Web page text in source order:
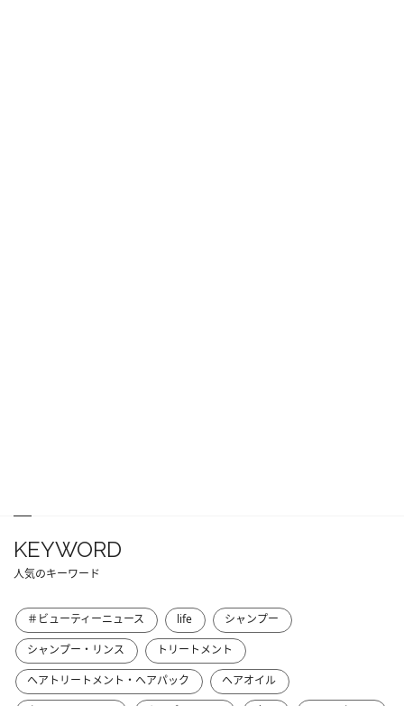
KEYWORD
人気のキーワード
＃ビューティーニュース life
シャンプー
シャンプー・リンス
トリートメント
ヘアトリートメント・ヘアパック
ヘアオイル